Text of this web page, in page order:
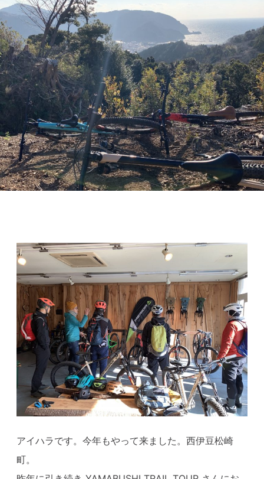
アイハラです。今年もやって来ました。西伊豆松崎
町。